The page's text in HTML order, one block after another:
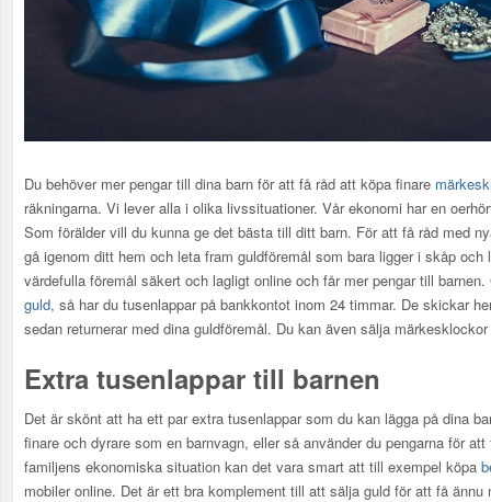
Du behöver mer pengar till dina barn för att få råd att köpa finare
räkningarna. Vi lever alla i olika livssituationer. Vår ekonomi har en
Som förälder vill du kunna ge det bästa till ditt barn. För att få råd med
gå igenom ditt hem och leta fram guldföremål som bara ligger i skåp och
värdefulla föremål säkert och lagligt online och får mer pengar till
guld, så har du tusenlappar på bankkontot inom 24 timmar. De skickar
sedan returnerar med dina guldföremål. Du kan även sälja
Extra tusenlappar till barnen
Det är skönt att ha ett par extra tusenlappar som du kan lägga på dina
finare och dyrare som en barnvagn, eller så använder du pengarna för
familjens ekonomiska situation kan det vara smart att till exempel köpa
mobiler online. Det är ett bra komplement till att sälja guld för att få ännu